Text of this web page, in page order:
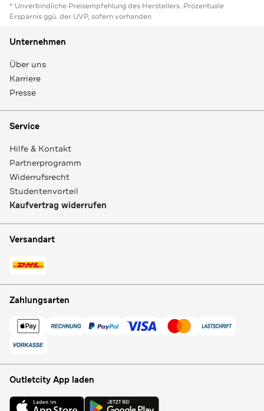
* Unverbindliche Preisempfehlung des Herstellers. Prozentuale
Ersparnis ggü. der UVP, sofern vorhanden
Unternehmen
Über uns
Karriere
Presse
Service
Hilfe & Kontakt
Partnerprogramm
Widerrufsrecht
Studentenvorteil
Kaufvertrag widerrufen
Versandart
Zahlungsarten
Outletcity App laden